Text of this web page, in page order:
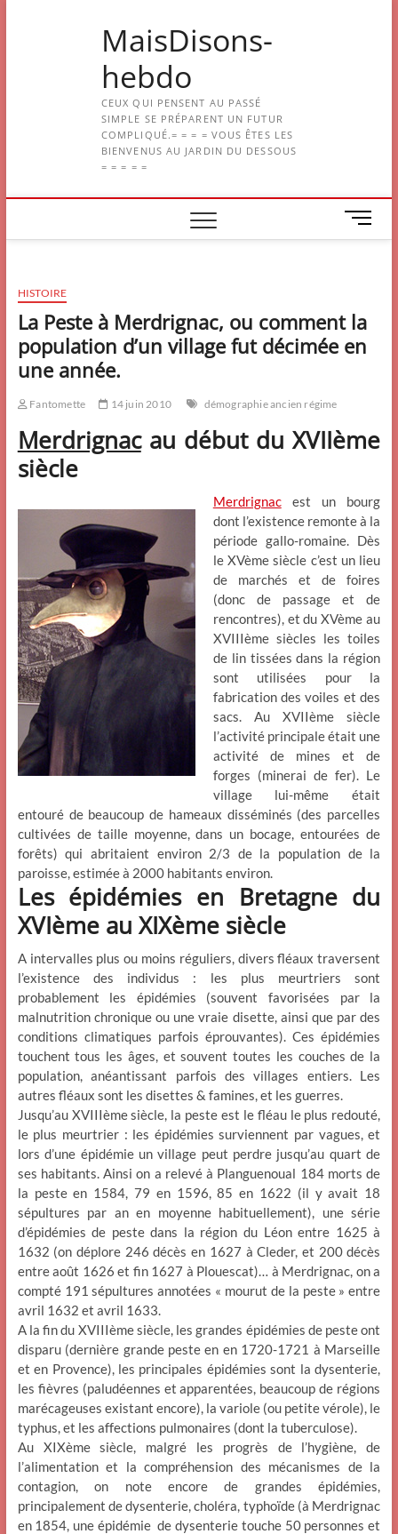
MaisDisons-
hebdo
CEUX QUI PENSENT AU PASSÉ
SIMPLE SE PRÉPARENT UN FUTUR
COMPLIQUÉ.= = = = VOUS ÊTES LES
BIENVENUS AU JARDIN DU DESSOUS
= = = = =
M
e
u
t
t
HISTOIRE
La Peste à Merdrignac, ou comment la
population d’un village fut décimée en
une année.
Fantomette 14 juin 2010 démographie ancien régime
Merdrignacau début du XVIIème
siècle
Merdrignacest un bourg
dont l’existence remonte à la
période gallo-romaine. Dès
le XVème siècle c’est un lieu
de marchés et de foires
(donc de passage et de
rencontres), et du XVème au
XVIIIème siècles les toiles
de lin tissées dans la région
sont utilisées pour la
fabrication des voiles et des
sacs. Au XVIIème siècle
l’activité principale était une
activité de mines et de
forges (minerai de fer). Le
village lui-même était
entouré de beaucoup de hameaux disséminés (des parcelles
cultivées de taille moyenne, dans un bocage, entourées de
forêts) qui abritaient environ 2/3 de la population de la
paroisse, estimée à 2000 habitants environ.
Les épidémies en Bretagne du
XVIème au XIXème siècle
A intervalles plus ou moins réguliers, divers fléaux traversent
l’existence des individus : les plus meurtriers sont
probablement les épidémies (souvent favorisées par la
malnutrition chronique ou une vraie disette, ainsi que par des
conditions climatiques parfois éprouvantes). Ces épidémies
touchent tous les âges, et souvent toutes les couches de la
population, anéantissant parfois des villages entiers. Les
autres fléaux sont les disettes & famines, et les guerres.
Jusqu’au XVIIIème siècle, la peste est le fléau le plus redouté,
le plus meurtrier : les épidémies surviennent par vagues, et
lors d’une épidémie un village peut perdre jusqu’au quart de
ses habitants. Ainsi on a relevé à Planguenoual 184 morts de
la peste en 1584, 79 en 1596, 85 en 1622 (il y avait 18
sépultures par an en moyenne habituellement), une série
d’épidémies de peste dans la région du Léon entre 1625 à
1632 (on déplore 246 décès en 1627 à Cleder, et 200 décès
entre août 1626 et fin 1627 à Plouescat)… à Merdrignac, on a
compté 191 sépultures annotées « mourut de la peste » entre
avril 1632 et avril 1633.
A la fin du XVIIIème siècle, les grandes épidémies de peste ont
disparu (dernière grande peste en en 1720-1721 à Marseille
et en Provence), les principales épidémies sont la dysenterie,
les fièvres (paludéennes et apparentées, beaucoup de régions
marécageuses existant encore), la variole (ou petite vérole), le
typhus, et les affections pulmonaires (dont la tuberculose).
Au XIXème siècle, malgré les progrès de l’hygiène, de
l’alimentation et la compréhension des mécanismes de la
contagion, on note encore de grandes épidémies,
principalement de dysenterie, choléra, typhoïde (à Merdrignac
en 1854, une épidémie de dysenterie touche 50 personnes et